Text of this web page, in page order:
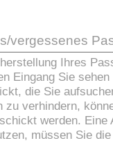
vergessenes
Ihres
Eingang Sie
die Sie
zu verhindern,
werden. Eine
müssen Sie